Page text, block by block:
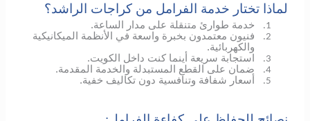
لماذا تختار خدمة الفرامل من كراجات الراشد؟
1. خدمة طوارئ متنقلة على مدار الساعة.
2.
فنيون معتمدون بخبرة واسعة في الأنظمة الميكانيكية
والكهربائية.
3. استجابة سريعة أينما كنت داخل الكويت.
4. ضمان على القطع المستبدلة والخدمة المقدمة.
5. أسعار شفافة وتنافسية دون تكاليف خفية.